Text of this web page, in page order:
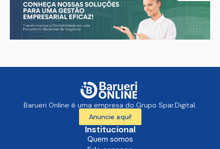
Barueri Online é uma empresa do Grupo Spar.Digital.
Anuncie aqui!
Institucional
Quem somos